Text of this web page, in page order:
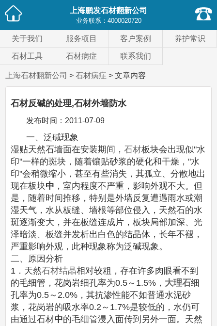
上海鹏发石材翻新公司
业务联系： 4000020720
关于我们 服务项目 客户案例 养护常识
石材工具 石材病症 联系我们
上海石材翻新公司 >石材病症 > 文章内容
石材反碱的处理,石材外墙防水
发布时间： 2011-07-09
一、泛碱现象
湿贴天然石墙面在安装期间，石材板块会出现似"水
印"一样的斑块，随着镶贴砂浆的硬化和干燥，"水
印"会稍微缩小，甚至有些消失，其孤立、分散地出
现在板块中 ，室内程度不严重，影响外观不大。但
是，随着时间推移，特别是外墙反复遭遇雨水或潮
湿天气，水从板缝、墙根等部位侵入，天然石的水
斑逐渐变大，并在板缝连成片，板块局部加深、光
泽暗淡、板缝并发析出白色的结晶体，长年不褪，
严重影响外观，此种现象称为泛碱现象。
二、原因分析
1．天然石材结晶相对较粗，存在许多肉眼看不到
的毛细管，花岗岩细孔率为0.5～1.5%， 大理石细
孔率为0.5～2.0%，其抗渗性能不如普通水泥砂
浆，花岗岩的吸水率0.2～1.7%是较低的，水仍可
由通过石材中的毛细管浸入面传到另外一面。天然